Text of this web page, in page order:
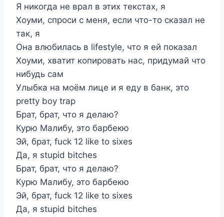
Я никогда не врал в этих текстах, я
Хоуми, спроси с меня, если что-то сказал не
так, я
Она влюбилась в lifestyle, что я ей показал
Хоуми, хватит копировать нас, придумай что
нибудь сам
Улыбка на моём лице и я еду в банк, это
pretty boy trap
Брат, брат, что я делаю?
Курю Малибу, это барбекю
Эй, брат, fuck 12 like to sixes
Да, я stupid bitches
Брат, брат, что я делаю?
Курю Малибу, это барбекю
Эй, брат, fuck 12 like to sixes
Да, я stupid bitches